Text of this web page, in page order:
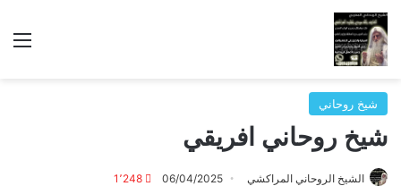
شيخ روحاني
شيخ روحاني افريقي
الشيخ الروحاني المراكشي 06/04/2025 1٬248